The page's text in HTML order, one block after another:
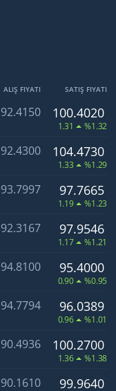
ALIŞ FIYATI SATIŞ FIYATI
92.4150 100.4020
1.31 %1.32
92.4300 104.4730
1.33 %1.29
93.7997 97.7665
1.19 %1.23
92.3167 97.9546
1.17 %1.21
94.8100 95.4000
0.90 %0.95
94.7794 96.0389
0.96 %1.01
90.4936 100.2700
1.36 %1.38
90.1610 99.9640